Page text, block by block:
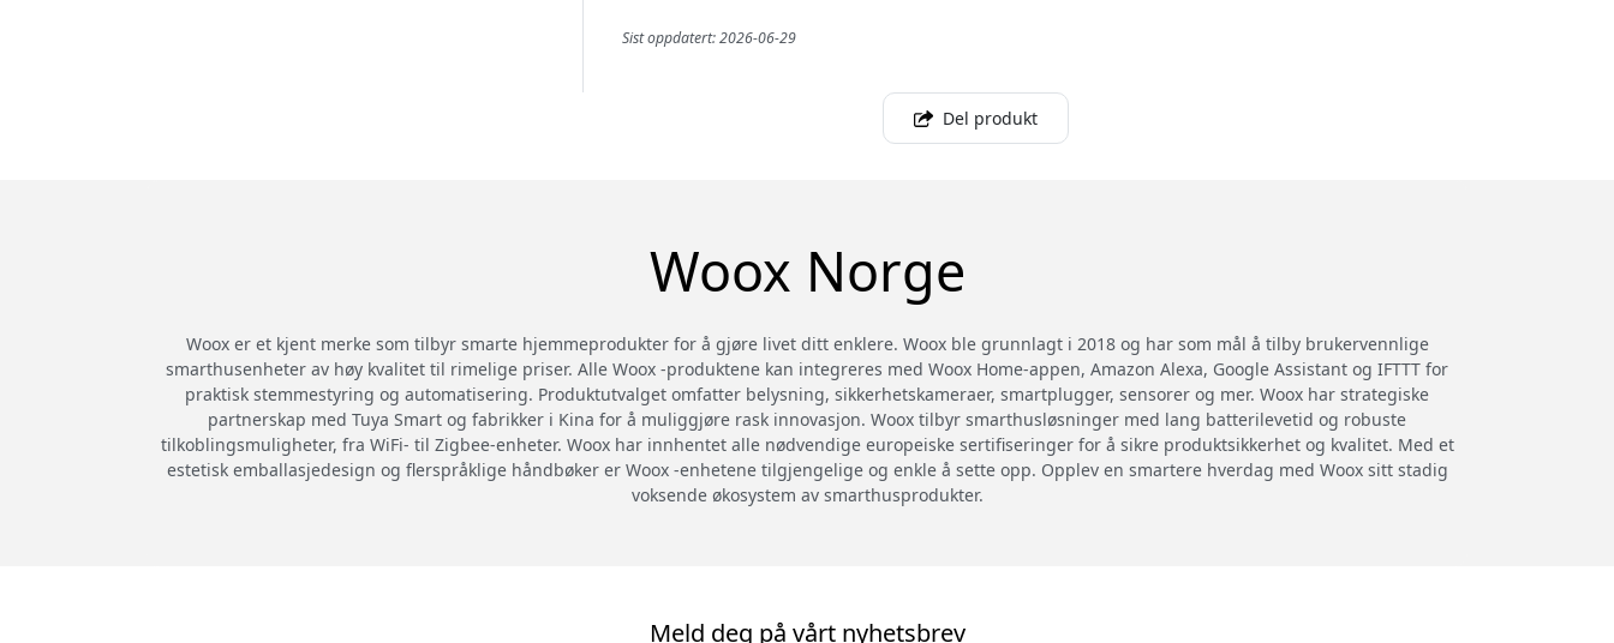
Sist oppdatert: 2026-06-29
Del produkt
Woox Norge
Woox er et kjent merke som tilbyr smarte hjemmeprodukter for å gjøre livet ditt enklere. Woox ble grunnlagt i 2018 og har som mål å tilby brukervennlige
smarthusenheter av høy kvalitet til rimelige priser. Alle Woox -produktene kan integreres med Woox Home-appen, Amazon Alexa, Google Assistant og IFTTT for
praktisk stemmestyring og automatisering. Produktutvalget omfatter belysning, sikkerhetskameraer, smartplugger, sensorer og mer. Woox har strategiske
partnerskap med Tuya Smart og fabrikker i Kina for å muliggjøre rask innovasjon. Woox tilbyr smarthusløsninger med lang batterilevetid og robuste
tilkoblingsmuligheter, fra WiFi- til Zigbee-enheter. Woox har innhentet alle nødvendige europeiske sertifiseringer for å sikre produktsikkerhet og kvalitet. Med et
estetisk emballasjedesign og flerspråklige håndbøker er Woox -enhetene tilgjengelige og enkle å sette opp. Opplev en smartere hverdag med Woox sitt stadig
voksende økosystem av smarthusprodukter.
Meld deg på vårt nyhetsbrev